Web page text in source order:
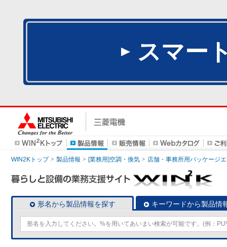
スマー
WIN2Kトップ 製品情報 [業務用]空調・換気 店舗・事務所用パッケージ
形名から製品情報を探す キーワードから製品情